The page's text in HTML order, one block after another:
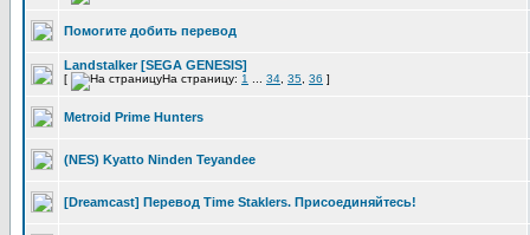
Помогите добить перевод
Landstalker [SEGA GENESIS]
[ На страницу: 1 34 35 36 ]
Metroid Prime Hunters
(NES) Kyatto Ninden Teyandee
[Dreamcast] Перевод Time Staklers. Присоединяйтесь!